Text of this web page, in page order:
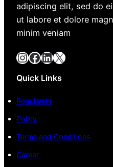
adipiscing elit, sed do
ut labore et dolore
minim veniam
InstagramFacebook LinkedIn X
Quick Links
Regulamin
Policy
Terms and Conditions
Career